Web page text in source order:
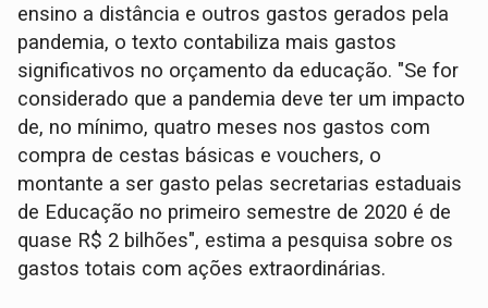
ensino a distância e outros gastos gerados pela
pandemia, o texto contabiliza mais gastos
significativos no orçamento da educação. "Se for
considerado que a pandemia deve ter um impacto
de, no mínimo, quatro meses nos gastos com
compra de cestas básicas e vouchers, o
montante a ser gasto pelas secretarias estaduais
de Educação no primeiro semestre de 2020 é de
quase R$ 2 bilhões", estima a pesquisa sobre os
gastos totais com ações extraordinárias.